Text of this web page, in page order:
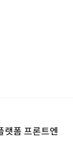
폼 프론트엔